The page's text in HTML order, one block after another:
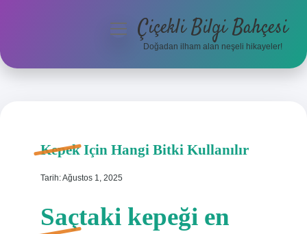
Anasayfa
menüyüÇiçekli Bilgi Bahçesi
Doğadan ilham alan neşeli hikayeler!
Kepek Için Hangi Bitki Kullanılır
Tarih: Ağustos 1, 2025
Saçtaki kepeği en